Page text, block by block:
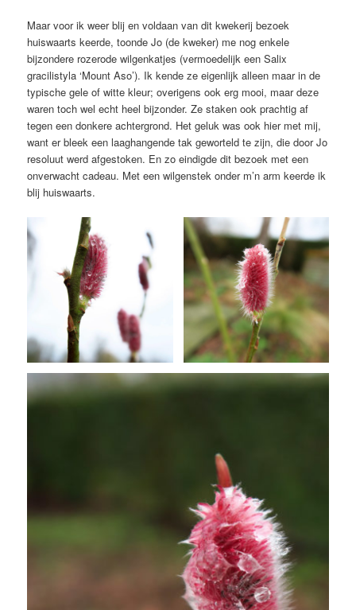
Maar voor ik weer blij en voldaan van dit kwekerij bezoek
huiswaarts keerde, toonde Jo (de kweker) me nog enkele
bijzondere rozerode wilgenkatjes (vermoedelijk een Salix
gracilistyla ‘Mount Aso’). Ik kende ze eigenlijk alleen maar in de
typische gele of witte kleur; overigens ook erg mooi, maar deze
waren toch wel echt heel bijzonder. Ze staken ook prachtig af
tegen een donkere achtergrond. Het geluk was ook hier met mij,
want er bleek een laaghangende tak geworteld te zijn, die door Jo
resoluut werd afgestoken. En zo eindigde dit bezoek met een
onverwacht cadeau. Met een wilgenstek onder m’n arm keerde ik
blij huiswaarts.